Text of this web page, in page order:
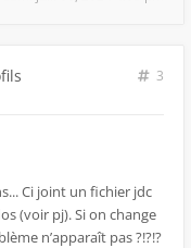
3
Ci joint un fichier jdc
(voir pj). Si on change
n’apparaît pas ?!?!?